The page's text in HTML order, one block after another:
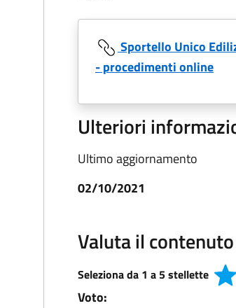
Sportello Unico
- procedimenti online
Ulteriori
Ultimo aggiornamento
02/10/2021
Valuta il contenuto
Seleziona da 1 a 5 stellette
Voto: